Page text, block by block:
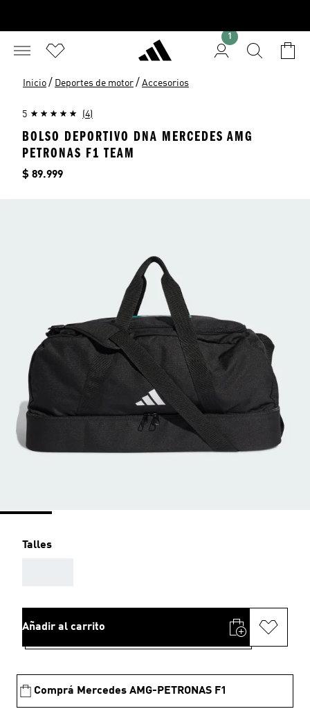
Inicio / Deportes de motor / Accesorios
5 (4)
BOLSO DEPORTIVO DNA MERCEDES AMG
PETRONAS F1 TEAM
Precio
$ 89.999
Talles
Añadir al carrito
Comprá Mercedes AMG-PETRONAS F1